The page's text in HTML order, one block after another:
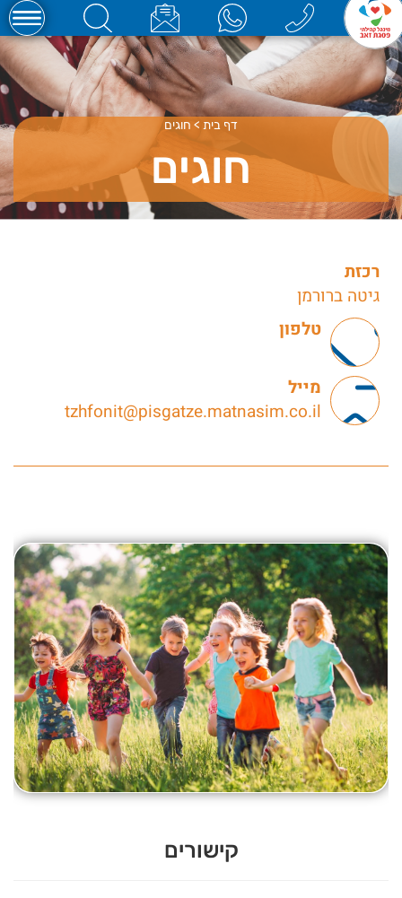
דף בית > חוגים
חוגים
רכזת
גיטה ברורמן
טלפון
מייל
tzhfonit@pisgatze.matnasim.co.il
קישורים